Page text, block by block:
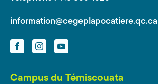
information@cegeplapocatiere.qc.ca
FacebookInstagramYouTube
Campus du Témiscouata